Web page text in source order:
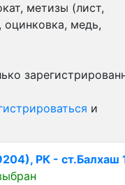
метизы (лист,
оцинковка, медь,
и
РК - ст.Балхаш